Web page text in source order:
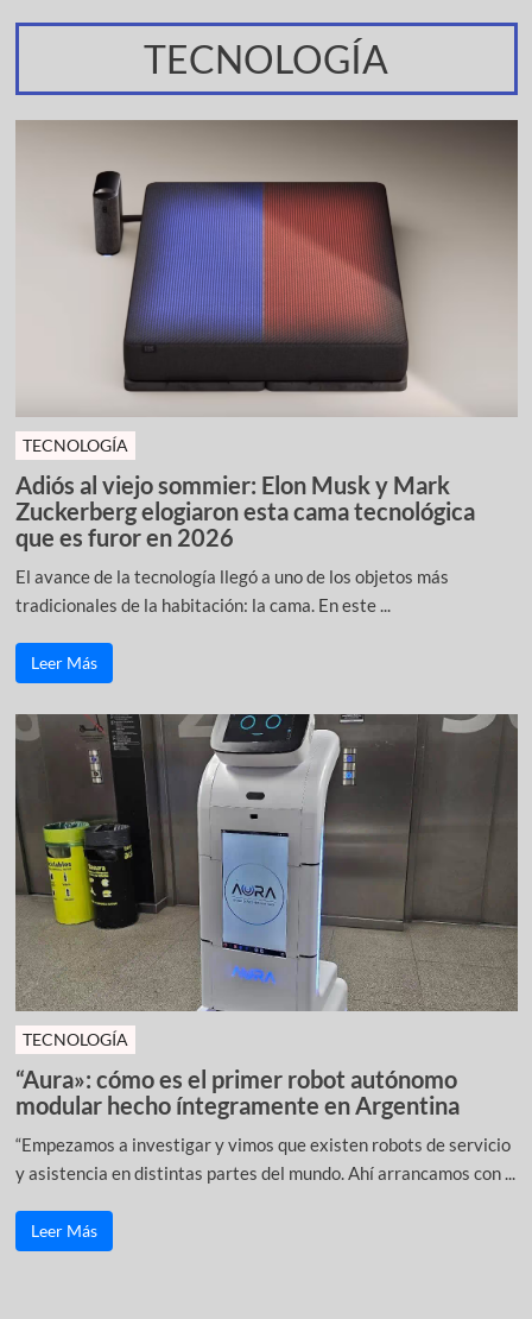
TECNOLOGÍA
TECNOLOGÍA
Adiós al viejo sommier: Elon Musk y Mark
Zuckerberg elogiaron esta cama tecnológica
que es furor en 2026
El avance de la tecnología llegó a uno de los objetos más
tradicionales de la habitación: la cama. En este ...
Leer Más
TECNOLOGÍA
“Aura»: cómo es el primer robot autónomo
modular hecho íntegramente en Argentina
“Empezamos a investigar y vimos que existen robots de servicio
y asistencia en distintas partes del mundo. Ahí arrancamos con ...
Leer Más